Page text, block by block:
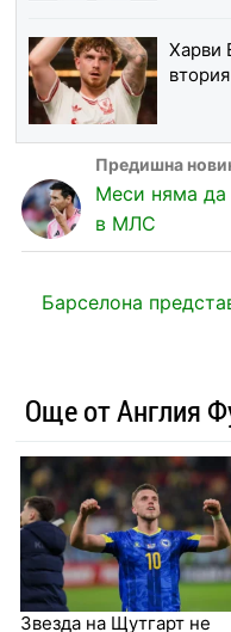
Харви
Меси няма да
в МЛС
Барселона
Още от Англия
Звезда на Щутгарт не